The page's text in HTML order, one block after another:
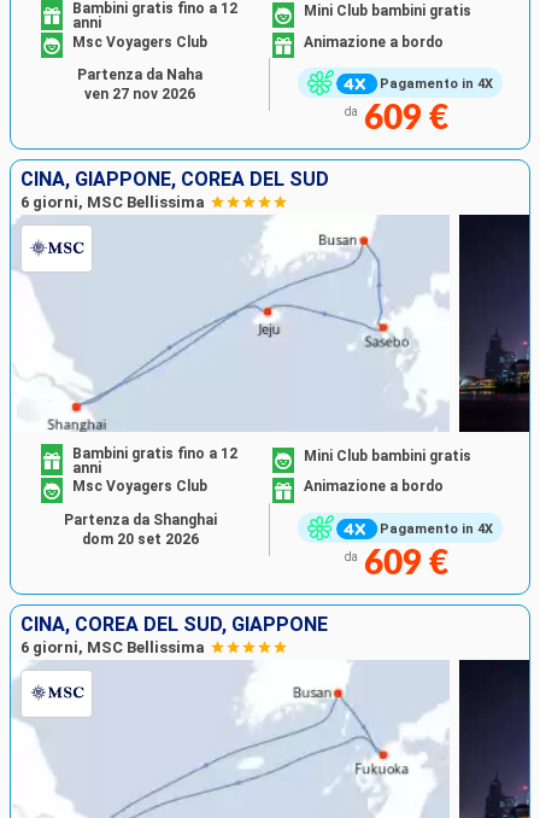
Pagamento in 4X
Bambini gratis fino a 12
anni
Mini Club bambini gratis
Msc Voyagers Club
Animazione a bordo
da 609 €
Partenza da Naha
ven 27 nov 2026
CINA, GIAPPONE, COREA DEL SUD
6 giorni, MSC Bellissima
Pagamento in 4X
Bambini gratis fino a 12
anni
Mini Club bambini gratis
Msc Voyagers Club
Animazione a bordo
da 609 €
Partenza da Shanghai
dom 20 set 2026
CINA, COREA DEL SUD, GIAPPONE
6 giorni, MSC Bellissima